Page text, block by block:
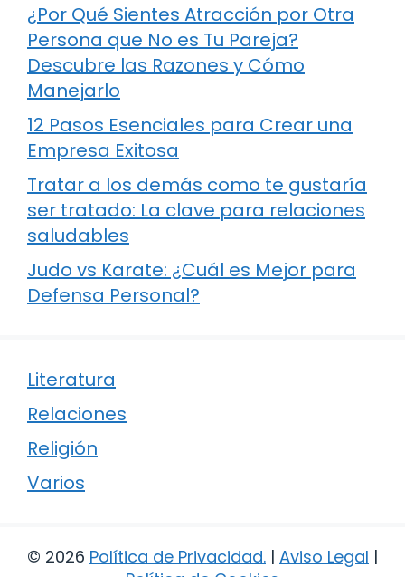
¿Por Qué Sientes Atracción por Otra
Persona que No es Tu Pareja?
Descubre las Razones y Cómo
Manejarlo
12 Pasos Esenciales para Crear una
Empresa Exitosa
Tratar a los demás como te gustaría
ser tratado: La clave para relaciones
saludables
Judo vs Karate: ¿Cuál es Mejor para
Defensa Personal?
Literatura
Relaciones
Religión
Varios
© 2026 Política de Privacidad. | Aviso Legal |